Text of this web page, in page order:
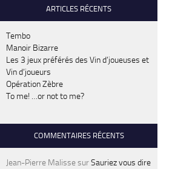
ARTICLES RÉCENTS
Tembo
Manoir Bizarre
Les 3 jeux préférés des Vin d’joueuses et
Vin d’joueurs
Opération Zèbre
To me! …or not to me?
COMMENTAIRES RÉCENTS
Jean-Pierre MalissesurSauriez vous dire